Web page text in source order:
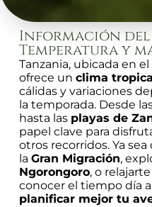
Información del
Temperatura y
Tanzania, ubicada en
ofrece un clima
cálidas y variaciones
la temporada. Desde
hasta las playas de
papel clave para
otros recorridos. Ya
la Gran Migración,
Ngorongoro, o
conocer el tiempo día
planificar mejor tu